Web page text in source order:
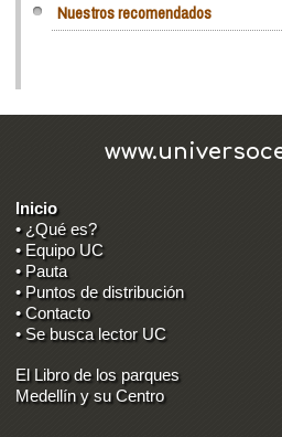
Nuestros recomendados
Inicio
• ¿Qué es?
• Equipo UC
• Pauta
• Puntos de distribución
• Contacto
• Se busca lector UC
El Libro de los parques
Medellín y su Centro